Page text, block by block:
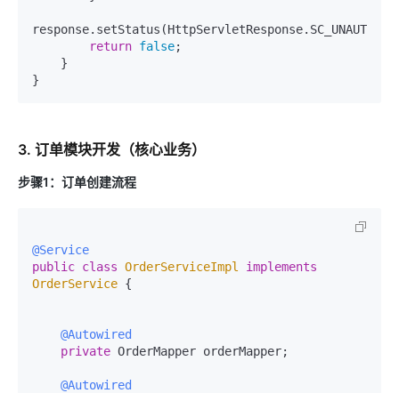
return false;
3. 订单模块开发（核心业务）
步骤1：订单创建流程
@Service
public class OrderServiceImpl
implements
OrderService {
@Autowired
private OrderMapper orderMapper;
@Autowired